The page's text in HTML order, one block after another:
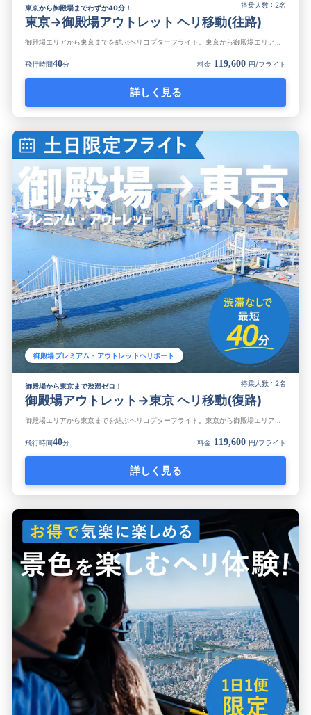
搭乗人数 : 2名
東京から御殿場までわずか40分！
東京→御殿場アウトレット ヘリ移動(往路)
飛行時間40分 料金 119,600 円/フライト
詳しく見る
御殿場プレミアム・アウトレットヘリポート
搭乗人数 : 2名
御殿場から東京まで渋滞ゼロ！
御殿場アウトレット→東京 ヘリ移動(復路)
飛行時間40分 料金 119,600 円/フライト
詳しく見る